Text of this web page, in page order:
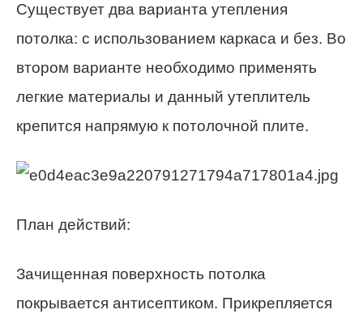
Существует два варианта утепления
потолка: с использованием каркаса и без. Во
втором варианте необходимо применять
легкие материалы и данный утеплитель
крепится напрямую к потолочной плите.
План действий:
Зачищенная поверхность потолка
покрывается антисептиком. Прикрепляется